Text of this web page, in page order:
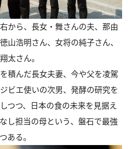
から、長女・舞さんの夫、那由
山浩明さん、女将の純子さん、
太さん。
積んだ長女夫妻、今や父を凌駕
ビエ使いの次男、発酵の研究を
つつ、日本の食の未来を見据え
し担当の母という、盤石で最強
ある。